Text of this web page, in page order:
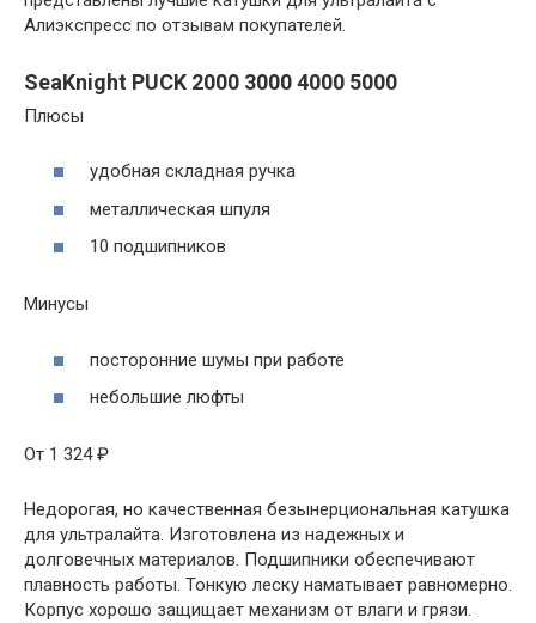
Алиэкспресс по отзывам покупателей.
SeaKnight PUCK 2000 3000 4000 5000
Плюсы
удобная складная ручка
металлическая шпуля
10 подшипников
Минусы
посторонние шумы при работе
небольшие люфты
От 1 324 ₽
Недорогая, но качественная безынерциональная катушка
для ультралайта. Изготовлена из надежных и
долговечных материалов. Подшипники обеспечивают
плавность работы. Тонкую леску наматывает равномерно.
Корпус хорошо защищает механизм от влаги и грязи.